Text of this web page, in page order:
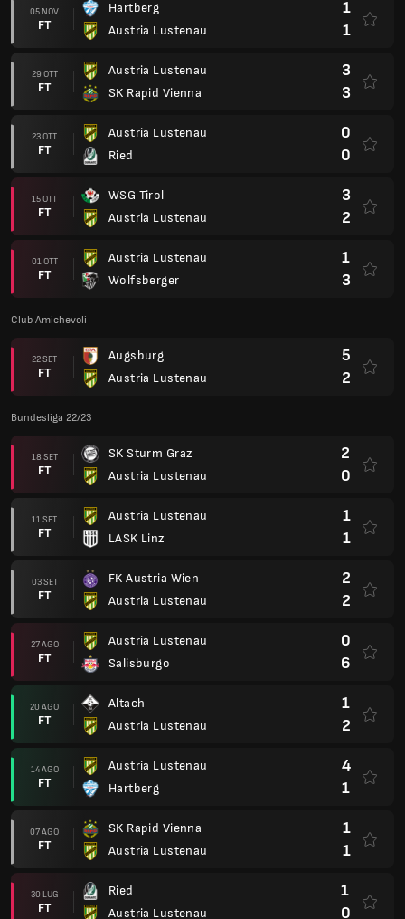
05 NOV
FT
Hartberg
Austria Lustenau
1
1
29 OTT
FT
Austria Lustenau
SK Rapid Vienna
3
3
23 OTT
FT
Austria Lustenau
Ried
0
0
15 OTT
FT
WSG Tirol
Austria Lustenau
3
2
01 OTT
FT
Austria Lustenau
Wolfsberger
1
3
Club Amichevoli
22 SET
FT
Augsburg
Austria Lustenau
5
2
Bundesliga 22/23
18 SET
FT
SK Sturm Graz
Austria Lustenau
2
0
11 SET
FT
Austria Lustenau
LASK Linz
1
1
03 SET
FT
FK Austria Wien
Austria Lustenau
2
2
27 AGO
FT
Austria Lustenau
Salisburgo
0
6
20 AGO
FT
Altach
Austria Lustenau
1
2
14 AGO
FT
Austria Lustenau
Hartberg
4
1
07 AGO
FT
SK Rapid Vienna
Austria Lustenau
1
1
30 LUG
FT
Ried
Austria Lustenau
1
0